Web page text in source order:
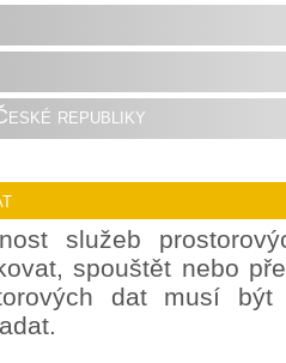
republiky
služeb
spouštět nebo
dat musí být